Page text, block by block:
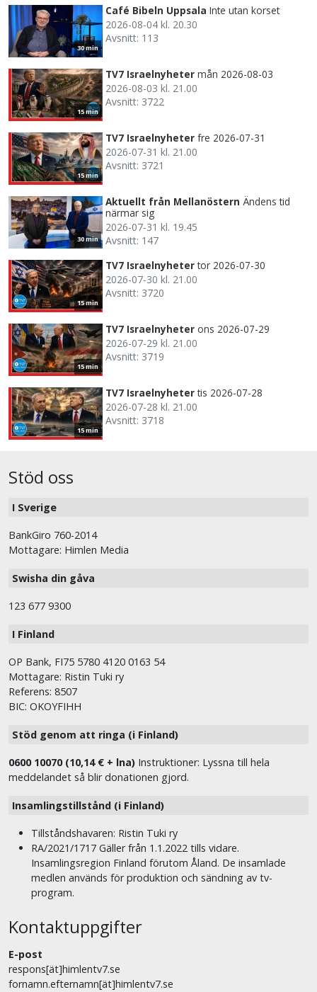
30 min
Café Bibeln Uppsala Inte utan korset
2026-08-04 kl. 20.30
Avsnitt: 113
15 min
TV7 Israelnyheter mån 2026-08-03
2026-08-03 kl. 21.00
Avsnitt: 3722
15 min
TV7 Israelnyheter fre 2026-07-31
2026-07-31 kl. 21.00
Avsnitt: 3721
30 min
Aktuellt från Mellanöstern Ändens tid
närmar sig
2026-07-31 kl. 19.45
Avsnitt: 147
15 min
TV7 Israelnyheter tor 2026-07-30
2026-07-30 kl. 21.00
Avsnitt: 3720
15 min
TV7 Israelnyheter ons 2026-07-29
2026-07-29 kl. 21.00
Avsnitt: 3719
15 min
TV7 Israelnyheter tis 2026-07-28
2026-07-28 kl. 21.00
Avsnitt: 3718
Stöd oss
I Sverige
BankGiro 760-2014
Mottagare: Himlen Media
Swisha din gåva
123 677 9300
I Finland
OP Bank, FI75 5780 4120 0163 54
Mottagare: Ristin Tuki ry
Referens: 8507
BIC: OKOYFIHH
Stöd genom att ringa (i Finland)
0600 10070 (10,14 € + lna) Instruktioner: Lyssna till hela
meddelandet så blir donationen gjord.
Insamlingstillstånd (i Finland)
Tillståndshavaren: Ristin Tuki ry
RA/2021/1717 Gäller från 1.1.2022 tills vidare.
Insamlingsregion Finland förutom Åland. De insamlade
medlen används för produktion och sändning av tv-
program.
Kontaktuppgifter
E-post
respons[ät]himlentv7.se
fornamn.efternamn[ät]himlentv7.se